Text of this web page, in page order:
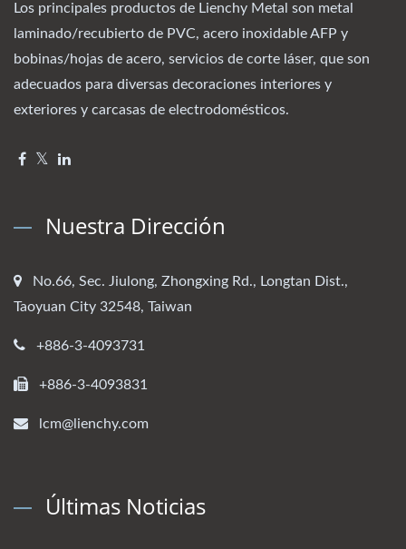
Los principales productos de Lienchy Metal son metal
laminado/recubierto de PVC, acero inoxidable AFP y
bobinas/hojas de acero, servicios de corte láser, que son
adecuados para diversas decoraciones interiores y
exteriores y carcasas de electrodomésticos.
Nuestra Dirección
No.66, Sec. Jiulong, Zhongxing Rd., Longtan Dist.,
Taoyuan City 32548, Taiwan
+886-3-4093731
+886-3-4093831
lcm@lienchy.com
Últimas Noticias